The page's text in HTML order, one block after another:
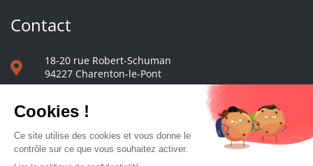
Contact
18-20 rue Robert-Schuman
94227 Charenton-le-Pont